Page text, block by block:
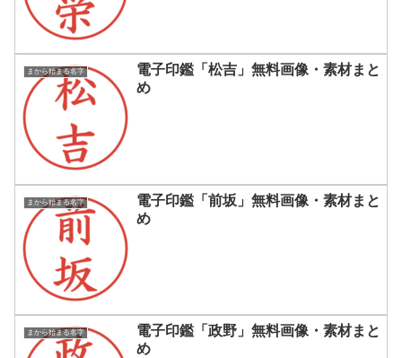
まから始まる名字
電子印鑑「松吉」無料画像・素材まと
め
まから始まる名字
電子印鑑「前坂」無料画像・素材まと
め
まから始まる名字
電子印鑑「政野」無料画像・素材まと
め